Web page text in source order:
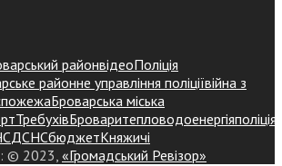
районвідеоПоліція
районне управління поліціївійна з
пожежаБроварська міська
ТребухівБроваритепловодоенергіяполіція
ДСНСбюджетКняжичі
© 2023, «Громадський Ревізор»